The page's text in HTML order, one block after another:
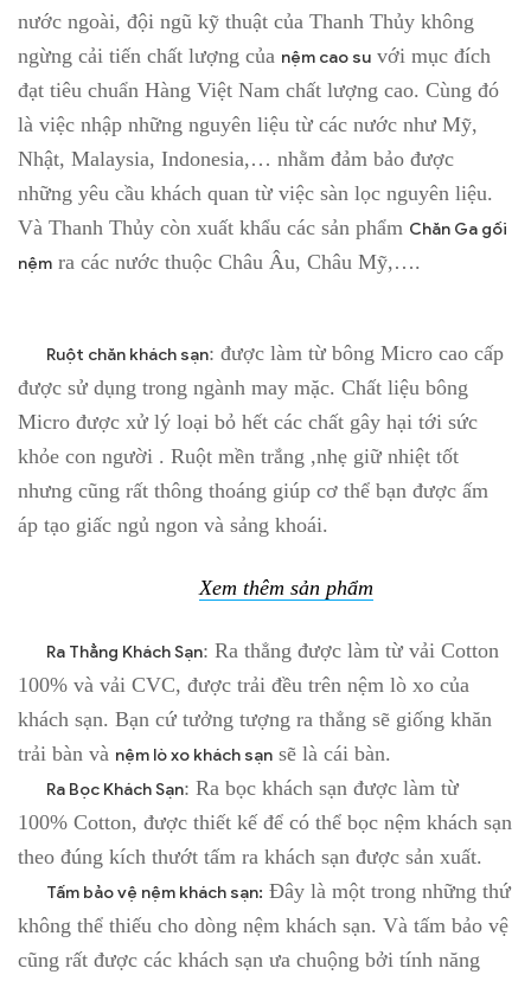
nước ngoài, đội ngũ kỹ thuật của Thanh Thủy không
ngừng cải tiến chất lượng của nệm cao su với mục đích
đạt tiêu chuẩn Hàng Việt Nam chất lượng cao. Cùng đó
là việc nhập những nguyên liệu từ các nước như Mỹ,
Nhật, Malaysia, Indonesia,… nhằm đảm bảo được
những yêu cầu khách quan từ việc sàn lọc nguyên liệu.
Và Thanh Thủy còn xuất khẩu các sản phẩm Chăn Ga gối
nệm ra các nước thuộc Châu Âu, Châu Mỹ,….
Ruột chăn khách sạn: được làm từ bông Micro cao cấp
được sử dụng trong ngành may mặc. Chất liệu bông
Micro được xử lý loại bỏ hết các chất gây hại tới sức
khỏe con người . Ruột mền trắng ,nhẹ giữ nhiệt tốt
nhưng cũng rất thông thoáng giúp cơ thể bạn được ấm
áp tạo giấc ngủ ngon và sảng khoái.
Xem thêm sản phẩm
Ra Thẳng Khách Sạn: Ra thẳng được làm từ vải Cotton
100% và vải CVC, được trải đều trên nệm lò xo của
khách sạn. Bạn cứ tưởng tượng ra thẳng sẽ giống khăn
trải bàn và nệm lò xo khách sạn sẽ là cái bàn.
Ra Bọc Khách Sạn: Ra bọc khách sạn được làm từ
100% Cotton, được thiết kế để có thể bọc nệm khách sạn
theo đúng kích thướt tấm ra khách sạn được sản xuất.
Tấm bảo vệ nệm khách sạn: Đây là một trong những thứ
không thể thiếu cho dòng nệm khách sạn. Và tấm bảo vệ
cũng rất được các khách sạn ưa chuộng bởi tính năng